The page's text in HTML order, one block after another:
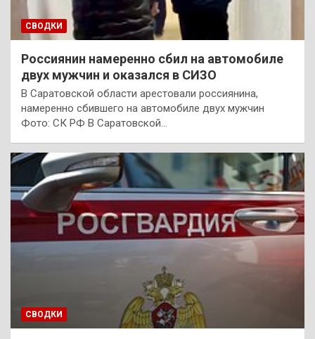
СВОДКИ
Россиянин намеренно сбил на автомобиле
двух мужчин и оказался в СИЗО
В Саратовской области арестовали россиянина,
намеренно сбившего на автомобиле двух мужчин
Фото: СК РФ В Саратовской…
СВОДКИ